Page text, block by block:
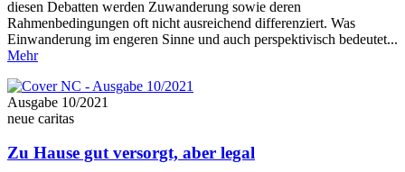
diesen Debatten werden Zuwanderung sowie deren
Rahmenbedingungen oft nicht ausreichend differenziert. Was
Einwanderung im engeren Sinne und auch perspektivisch bedeutet...
Mehr
Ausgabe 10/2021
neue caritas
Zu Hause gut versorgt, aber legal